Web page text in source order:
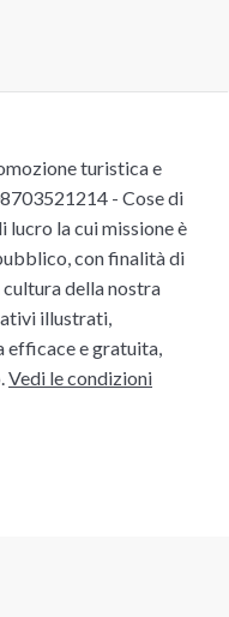
turistica e
- Cose di
lucro la cui missione è
con finalità di
cultura della nostra
illustrati,
e gratuita,
Vedi le condizioni